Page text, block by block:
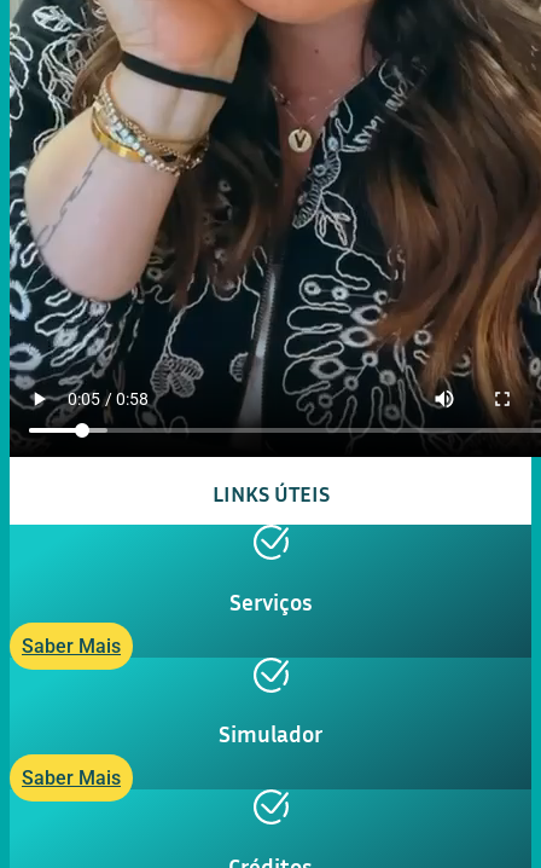
LINKS ÚTEIS
Serviços
Saber Mais
Simulador
Saber Mais